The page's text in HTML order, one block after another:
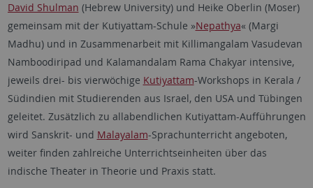
David Shulman (Hebrew University) und Heike Oberlin (Moser)
gemeinsam mit der Kutiyattam-Schule »Nepathya« (Margi
Madhu) und in Zusammenarbeit mit Killimangalam Vasudevan
Namboodiripad und Kalamandalam Rama Chakyar intensive,
jeweils drei- bis vierwöchige Kutiyattam-Workshops in Kerala /
Südindien mit Studierenden aus Israel, den USA und Tübingen
geleitet. Zusätzlich zu allabendlichen Kutiyattam-Aufführungen
wird Sanskrit- und Malayalam-Sprachunterricht angeboten,
weiter finden zahlreiche Unterrichtseinheiten über das
indische Theater in Theorie und Praxis statt.